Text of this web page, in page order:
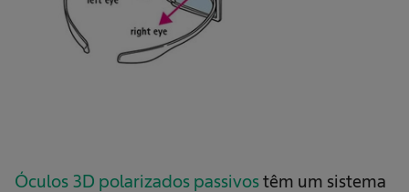
Óculos 3D polarizados passivostêm um sistema